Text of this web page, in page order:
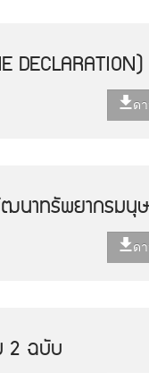
ด
าทรัพยากรมนุษ
ด
2 ฉบับ